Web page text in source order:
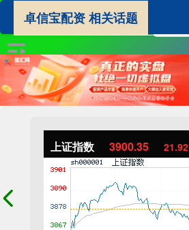
上证指数 3900.35 21.92
卓信宝配资 相关话题